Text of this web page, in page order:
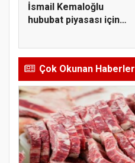
İsmail Kemaloğlu
hububat piyasası için 4
Çok Okunan Haberler